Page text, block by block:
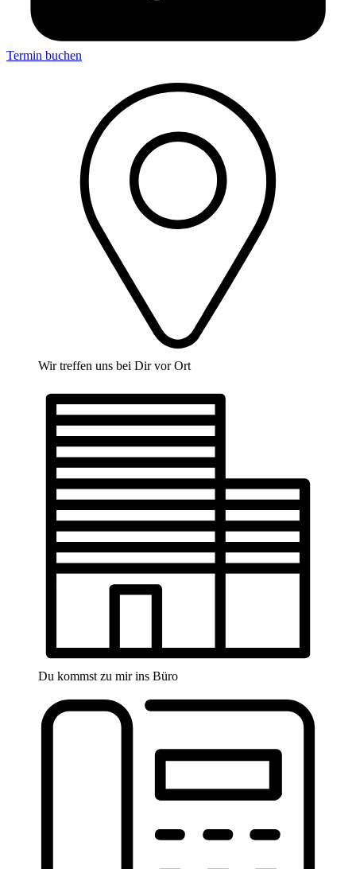
Termin buchen
Wir treffen uns bei Dir vor Ort
Du kommst zu mir ins Büro